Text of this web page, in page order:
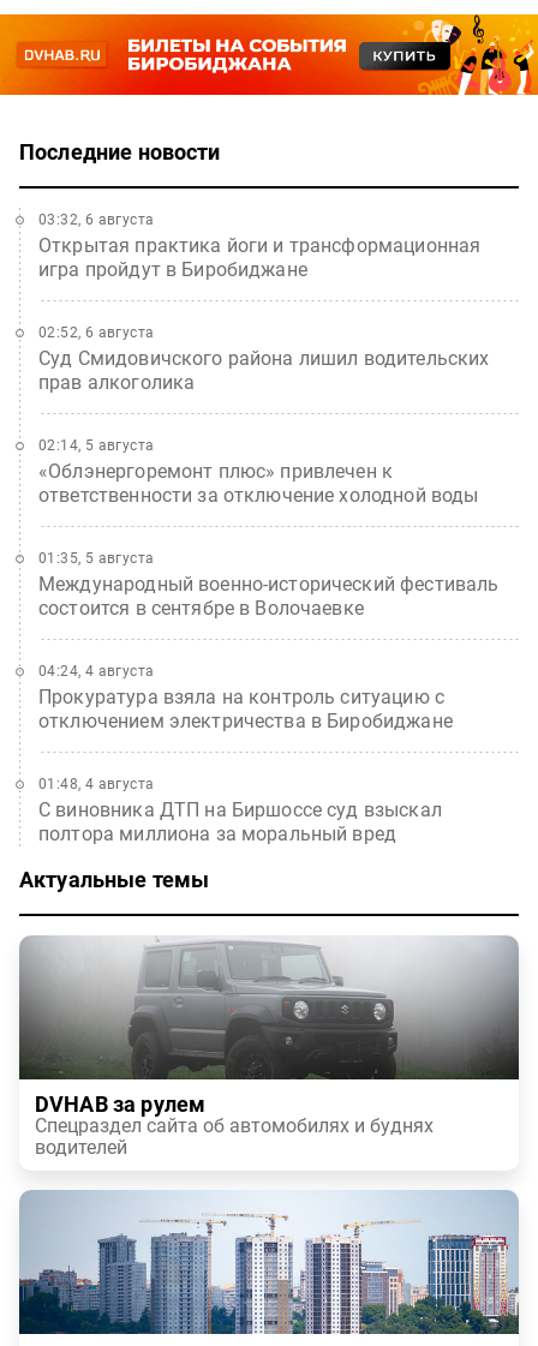
Последние новости
Открытая практика йоги и трансформационная
игра пройдут в Биробиджане
03:32, 6 августа
Суд Смидовичского района лишил водительских
прав алкоголика
02:52, 6 августа
«Облэнергоремонт плюс» привлечен к
ответственности за отключение холодной воды
02:14, 5 августа
Международный военно-исторический фестиваль
состоится в сентябре в Волочаевке
01:35, 5 августа
Прокуратура взяла на контроль ситуацию с
отключением электричества в Биробиджане
04:24, 4 августа
С виновника ДТП на Биршоссе суд взыскал
полтора миллиона за моральный вред
01:48, 4 августа
Актуальные темы
DVHAB за рулем
Спецраздел сайта об автомобилях и буднях
водителей